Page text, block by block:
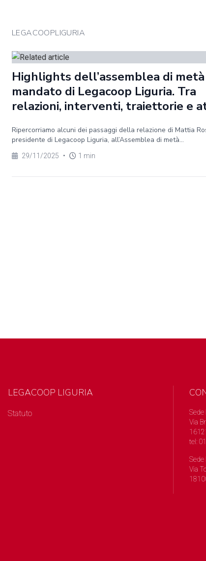
LEGACOOPLIGURIA
Highlights dell’assemblea di metà
mandato di Legacoop Liguria. Tra
relazioni, interventi, traiettorie e
Ripercorriamo alcuni dei passaggi della relazione di Mattia
presidente di Legacoop Liguria, all’Assemblea di metà...
29/11/2025 • 1 min
LEGACOOP LIGURIA
Statuto
Sede
Via
tel:
Sede
Via